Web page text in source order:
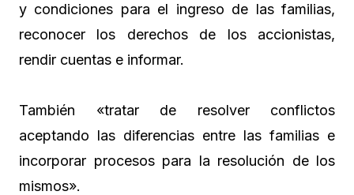
y condiciones para el ingreso de las familias,
reconocer los derechos de los accionistas,
rendir cuentas e informar.
También «tratar de resolver conflictos
aceptando las diferencias entre las familias e
incorporar procesos para la resolución de los
mismos».